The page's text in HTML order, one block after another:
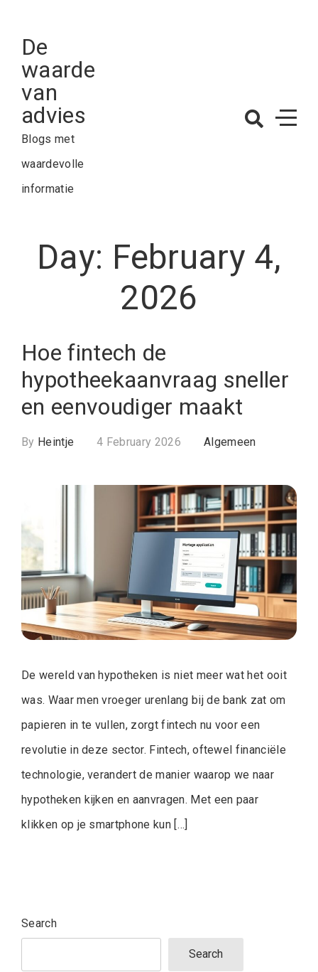
content
De
waarde
van
advies
Blogs met
waardevolle
informatie
Day: February 4,
2026
Hoe fintech de
hypotheekaanvraag sneller
en eenvoudiger maakt
By Heintje 4 February 2026 Algemeen
De wereld van hypotheken is niet meer wat het ooit
was. Waar men vroeger urenlang bij de bank zat om
papieren in te vullen, zorgt fintech nu voor een
revolutie in deze sector. Fintech, oftewel financiële
technologie, verandert de manier waarop we naar
hypotheken kijken en aanvragen. Met een paar
klikken op je smartphone kun […]
Search
Search